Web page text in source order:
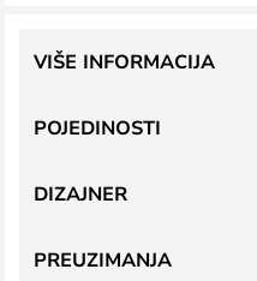
POJEDINOSTI
VIŠE INFORMACIJA
DIZAJNER
PREUZIMANJA